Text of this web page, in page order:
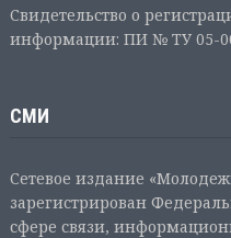
Свидетельство о
информации: ПИ № ТУ 05-
СМИ
Сетевое издание
зарегистрирован
сфере связи,